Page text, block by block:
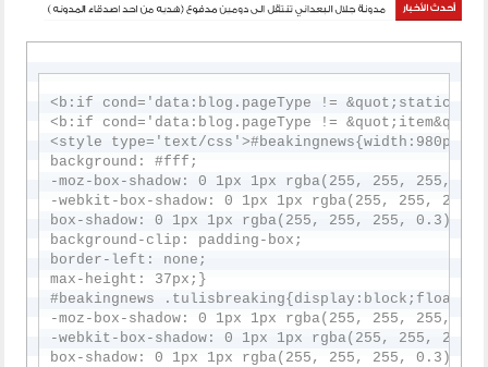
<b:if cond='data:blog.pageType !=
<b:if cond='data:blog.pageType !=
<style type='text/
background: #fff;
-moz-box-shadow: 0 1px 1px rgba(255, 255,
-webkit-box-shadow: 0 1px 1px rgba(255, 255,
box-shadow: 0 1px 1px rgba(255, 255, 255, 0.3)
background-clip: padding-box;
border-left: none;
max-height: 37px;}
#beakingnews
-moz-box-shadow: 0 1px 1px rgba(255, 255,
-webkit-box-shadow: 0 1px 1px rgba(255, 255,
box-shadow: 0 1px 1px rgba(255, 255, 255, 0.3)